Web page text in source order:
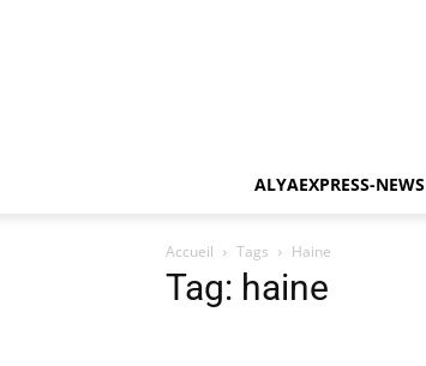
ALYAEXPRESS-NEWS
Accueil Tags Haine
Tag: haine